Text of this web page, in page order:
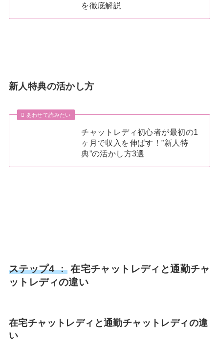
を徹底解説
新人特典の活かし方
あわせて読みたい
チャットレディ初心者が最初の1
ヶ月で収入を伸ばす！”新人特
典”の活かし方3選
ステップ4 ：在宅チャットレディと通勤チャ
ットレディの違い
在宅チャットレディと通勤チャットレディの違
い